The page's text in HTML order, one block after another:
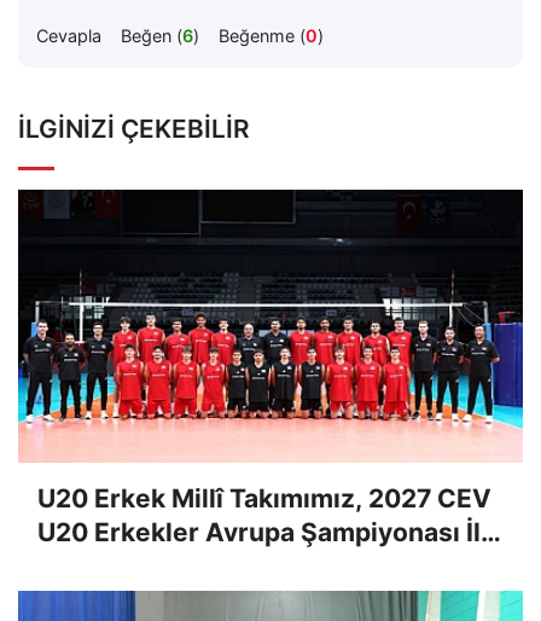
Cevapla Beğen (6) Beğenme (0)
İLGINIZI ÇEKEBILIR
U20 Erkek Millî Takımımız, 2027 CEV
U20 Erkekler Avrupa Şampiyonası İlk